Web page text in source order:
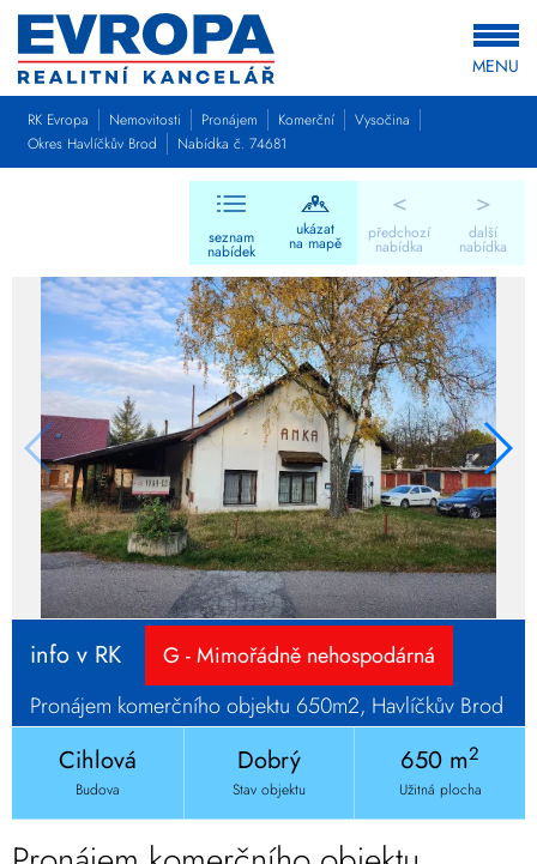
MENU
RK Evropa Nemovitosti Pronájem Komerční
Vysočina
Okres Havlíčkův Brod
Nabídka č. 74681
<
předchozí
nabídka
seznam
nabídek
ukázat
na mapě
>
další
nabídka
info v RK
G - Mimořádně nehospodárná
Pronájem komerčního objektu 650m2, Havlíčkův Brod
Cihlová
Budova
Dobrý
Stav objektu
650 m2
Užitná plocha